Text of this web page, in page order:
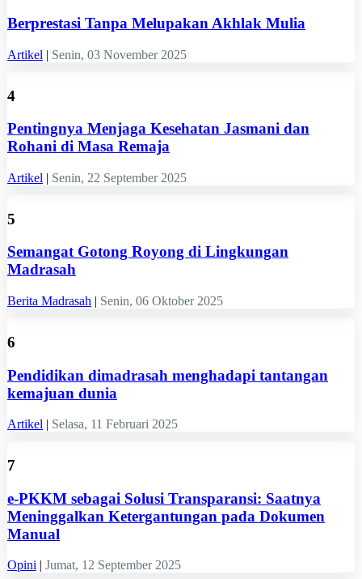
Berprestasi Tanpa Melupakan Akhlak Mulia
Artikel | Senin, 03 November 2025
4
Pentingnya Menjaga Kesehatan Jasmani dan
Rohani di Masa Remaja
Artikel | Senin, 22 September 2025
5
Semangat Gotong Royong di Lingkungan
Madrasah
Berita Madrasah | Senin, 06 Oktober 2025
6
Pendidikan dimadrasah menghadapi tantangan
kemajuan dunia
Artikel | Selasa, 11 Februari 2025
7
e-PKKM sebagai Solusi Transparansi: Saatnya
Meninggalkan Ketergantungan pada Dokumen
Manual
Opini Jumat, 12 September 2025